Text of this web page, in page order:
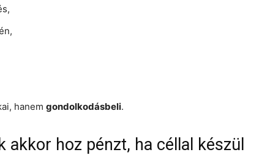
hanem gondolkodásbeli.
akkor hoz pénzt, ha céllal készül